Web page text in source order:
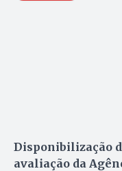
Disponibilização
avaliação da